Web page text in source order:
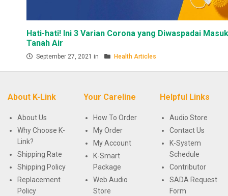
Hati-hati! Ini 3 Varian Corona yang Diwaspadai
Tanah Air
September 27, 2021 in Health Articles
About K-Link
About Us
Why Choose K-
Link?
Shipping Rate
Shipping Policy
Replacement
Policy
Your Careline
How To Order
My Order
My Account
K-Smart
Package
Web Audio
Store
Helpful Links
Audio Store
Contact Us
K-System
Schedule
Contributor
SADA Request
Form